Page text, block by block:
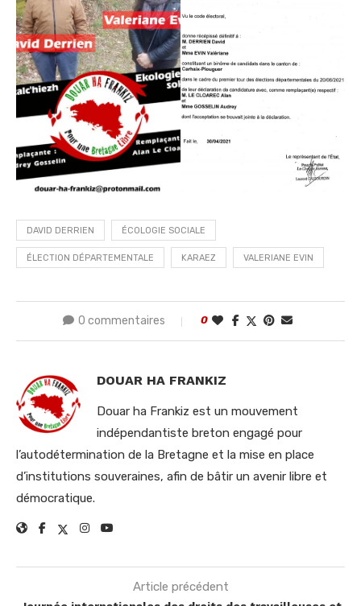
DAVID DERRIEN ÉCOLOGIE SOCIALE
ÉLECTION DÉPARTEMENTALE KARAEZ VALERIANE EVIN
0 commentaires 0
DOUAR HA FRANKIZ
Douar ha Frankiz est un mouvement
indépendantiste breton engagé pour
l’autodétermination de la Bretagne et la mise en place
d’institutions souveraines, afin de bâtir un avenir libre et
démocratique.
Article précédent